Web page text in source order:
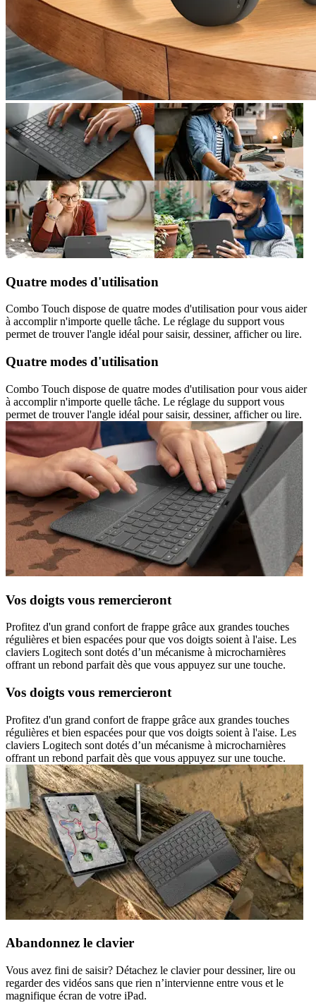
Quatre modes d'utilisation
Combo Touch dispose de quatre modes d'utilisation pour vous aider
à accomplir n'importe quelle tâche. Le réglage du support vous
permet de trouver l'angle idéal pour saisir, dessiner, afficher ou lire.
Quatre modes d'utilisation
Combo Touch dispose de quatre modes d'utilisation pour vous aider
à accomplir n'importe quelle tâche. Le réglage du support vous
permet de trouver l'angle idéal pour saisir, dessiner, afficher ou lire.
Vos doigts vous remercieront
Profitez d'un grand confort de frappe grâce aux grandes touches
régulières et bien espacées pour que vos doigts soient à l'aise. Les
claviers Logitech sont dotés d’un mécanisme à microcharnières
offrant un rebond parfait dès que vous appuyez sur une touche.
Vos doigts vous remercieront
Profitez d'un grand confort de frappe grâce aux grandes touches
régulières et bien espacées pour que vos doigts soient à l'aise. Les
claviers Logitech sont dotés d’un mécanisme à microcharnières
offrant un rebond parfait dès que vous appuyez sur une touche.
Abandonnez le clavier
Vous avez fini de saisir? Détachez le clavier pour dessiner, lire ou
regarder des vidéos sans que rien n’intervienne entre vous et le
magnifique écran de votre iPad.